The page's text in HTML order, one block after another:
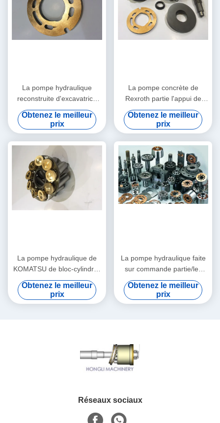
La pompe hydraulique
reconstruite d'excavatrice
partie le modèle multi de
PV90R075 PV90RK42
PV90L42
Obtenez le meilleur
prix
La pompe concrète de
Rexroth partie l'appui de
machines de construction de
PV90R030 PV90R042
Obtenez le meilleur
prix
La pompe hydraulique de
KOMATSU de bloc-cylindres
partie le kit rotatoire de
groupe de PC200-7 PC220
Obtenez le meilleur
prix
La pompe hydraulique faite
sur commande partie/les
pièces de rechange de
pompe hydraulique
réparation d'excavatrice
Obtenez le meilleur
prix
Réseaux sociaux